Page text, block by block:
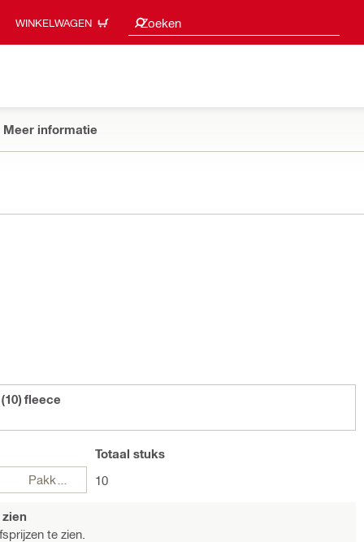
WINKELWAGEN Zoeken
Zoeksuggesties
Meer informatie
fleece
Pakketten
Totaal stuks
10
te zien.